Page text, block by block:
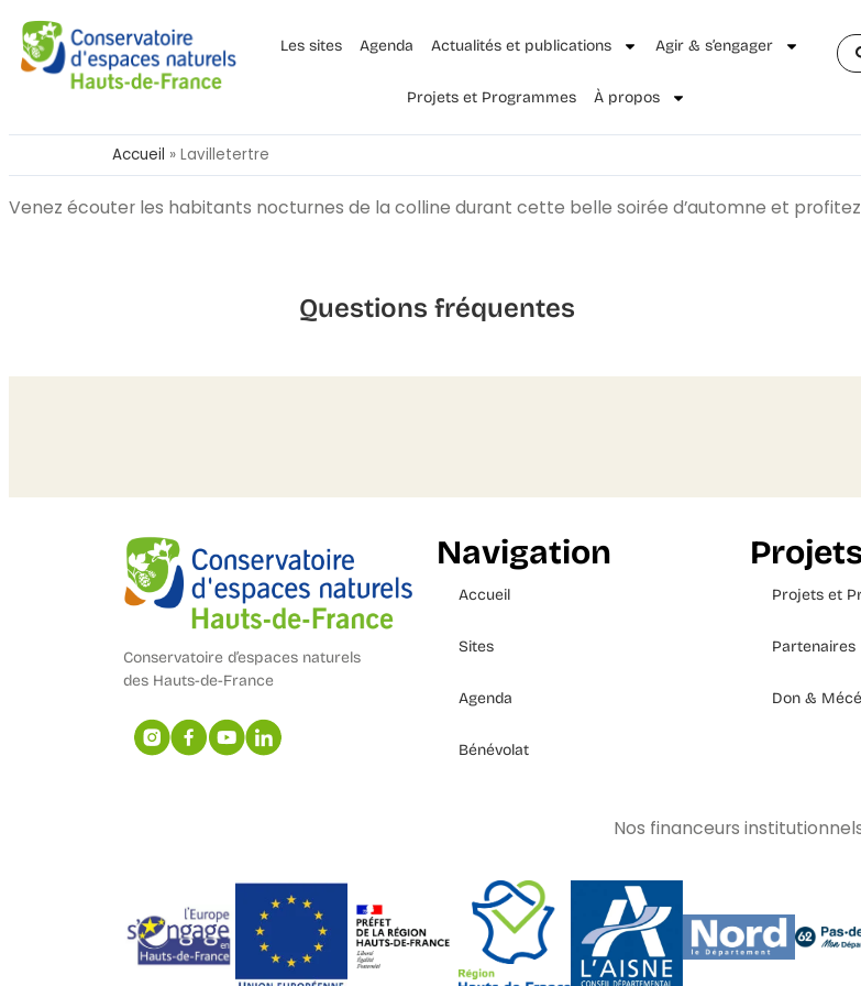
Les sites Agenda Actualités et publications Agir & s’engager
Projets et Programmes À propos
Accueil » Lavilletertre
Venez écouter les habitants nocturnes de la colline durant cette belle soirée d’automne et
Questions fréquentes
Conservatoire d’espaces naturels
des Hauts-de-France
Navigation
Accueil
Sites
Agenda
Bénévolat
Projets et
Partenaires
Don &
Nos financeurs